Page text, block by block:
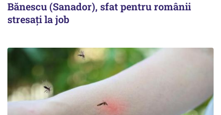
Bănescu (Sanador), sfat pentru românii
stresați la job